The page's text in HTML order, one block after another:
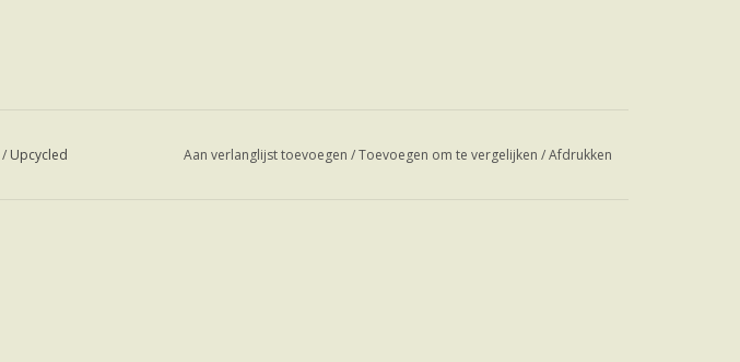
/ Upcycled Aan verlanglijst toevoegen /Toevoegen om te vergelijken /Afdrukken